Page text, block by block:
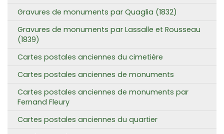
Gravures de monuments par Quaglia (1832)
Gravures de monuments par Lassalle et Rousseau
(1839)
Cartes postales anciennes du cimetière
Cartes postales anciennes de monuments
Cartes postales anciennes de monuments par
Fernand Fleury
Cartes postales anciennes du quartier